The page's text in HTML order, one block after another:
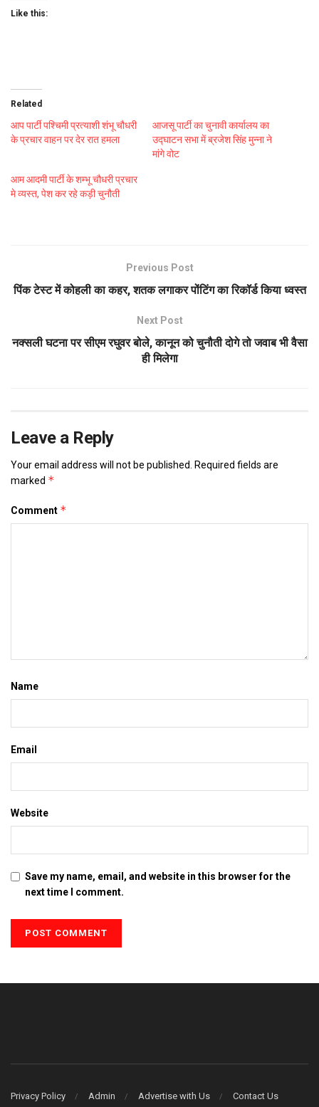
Like this:
Related
आप पार्टी पश्चिमी प्रत्याशी शंभू चौधरी
के प्रचार वाहन पर देर रात हमला
आजसू पार्टी का चुनावी कार्यालय का
उद्घाटन सभा में ब्रजेश सिंह मुन्ना ने
मांगे वोट
आम आदमी पार्टी के शम्भू चौधरी प्रचार
मे व्यस्त, पेश कर रहे कड़ी चुनौती
Previous Post
पिंक टेस्ट में कोहली का कहर, शतक लगाकर पोंटिंग का रिकॉर्ड किया ध्वस्त
Next Post
नक्सली घटना पर सीएम रघुवर बोले, कानून को चुनौती दोगे तो जवाब भी वैसा
ही मिलेगा
Leave a Reply
Your email address will not be published.
Required fields are
marked *
Comment *
Name
Email
Website
Save my name, email, and website in this browser for the
next time I comment.
Privacy Policy Admin Advertise with Us Contact Us